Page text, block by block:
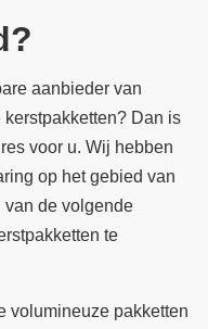
aanbieder van
Dan is
voor u. Wij hebben
op het gebied van
van de volgende
te
volumineuze pakketten